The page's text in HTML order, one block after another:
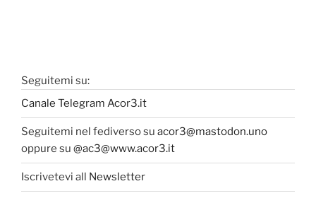
Seguitemi su:
Canale Telegram Acor3.it
Seguitemi nel fediverso su acor3@mastodon.uno
oppure su @ac3@www.acor3.it
Iscrivetevi all Newsletter